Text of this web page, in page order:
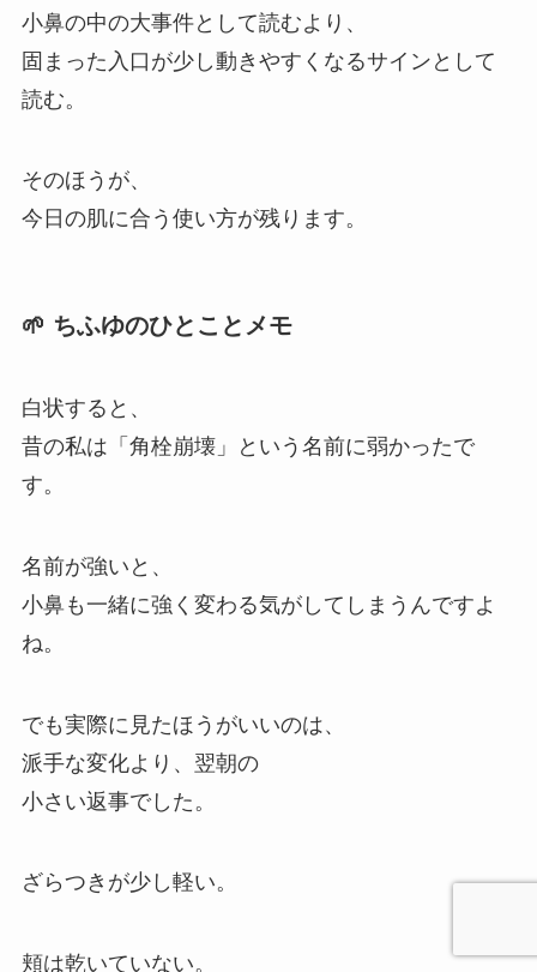
小鼻の中の大事件として読むより、
固まった入口が少し動きやすくなるサインとして
読む。
そのほうが、
今日の肌に合う使い方が残ります。
🌱 ちふゆのひとことメモ
白状すると、
昔の私は「角栓崩壊」という名前に弱かったで
す。
名前が強いと、
小鼻も一緒に強く変わる気がしてしまうんですよ
ね。
でも実際に見たほうがいいのは、
派手な変化より、翌朝の
小さい返事でした。
ざらつきが少し軽い。
頬は乾いていない。